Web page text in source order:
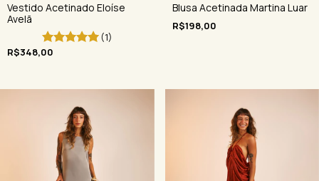
Vestido Acetinado Eloíse
Avelã
(1)
R$348,00
Blusa Acetinada Martina Luar
R$198,00